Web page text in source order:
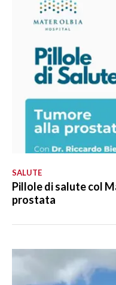
SALUTE
Pillole di salute col
prostata